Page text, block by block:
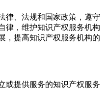
律、法规和国家政策，遵守
律，维护知识产权服务机构
，提高知识产权服务机构的
或提供服务的知识产权服务